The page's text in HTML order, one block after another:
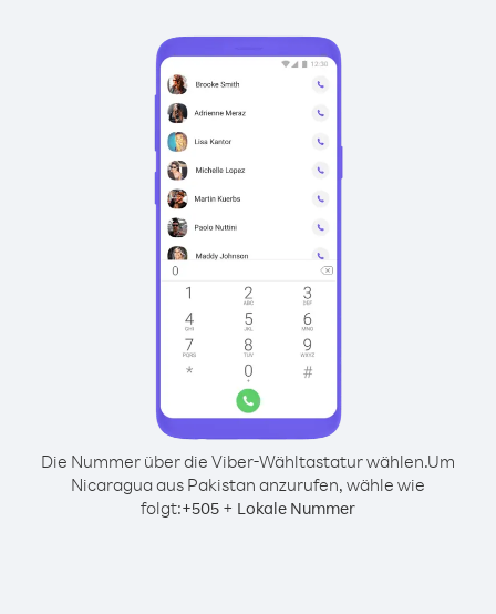
Die Nummer über die Viber-Wähltastatur wählen.Um
Nicaragua aus Pakistan anzurufen, wähle wie
folgt:+505 + Lokale Nummer